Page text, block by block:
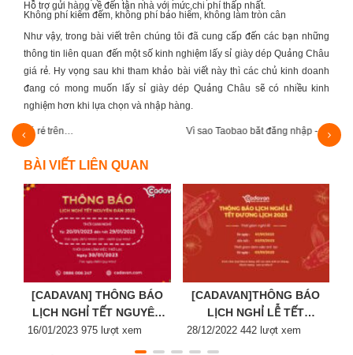
Hỗ trợ gửi hàng về đến tận nhà với mức chi phí thấp nhất.
Không phí kiểm đếm, không phí bảo hiểm, không làm tròn cân
Như vậy, trong bài viết trên chúng tôi đã cung cấp đến các bạn những
thông tin liên quan đến một số kinh nghiệm lấy sỉ giày dép Quảng Châu
giá rẻ. Hy vọng sau khi tham khảo bài viết này thì các chủ kinh doanh
đang có mong muốn lấy sỉ giày dép Quảng Châu sẽ có nhiều kinh
nghiệm hơn khi lựa chọn và nhập hàng.
Vì sao Taobao bắt đăng nhập - Cách sửa lỗi… Ghi
BÀI VIẾT LIÊN QUAN
[CADAVAN] THÔNG BÁO
LỊCH NGHỈ TẾT NGUYÊN
ĐÁN 2023
Posted
16/01/2023 975 lượt xem
[CADAVAN]THÔNG BÁO
LỊCH NGHỈ LỄ TẾT
DƯƠNG LỊCH 2023
Posted
28/12/2022 442 lượt xem